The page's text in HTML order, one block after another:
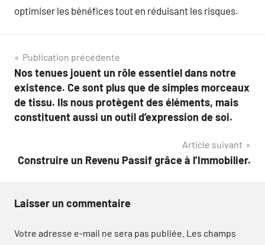
optimiser les bénéfices tout en réduisant les risques.
Navigation
de
l’article
Publication précédente
Nos tenues jouent un rôle essentiel dans notre
existence. Ce sont plus que de simples morceaux
de tissu. Ils nous protègent des éléments, mais
constituent aussi un outil d’expression de soi.
Article suivant
Construire un Revenu Passif grâce à l’Immobilier.
Laisser un commentaire
Votre adresse e-mail ne sera pas publiée. Les champs